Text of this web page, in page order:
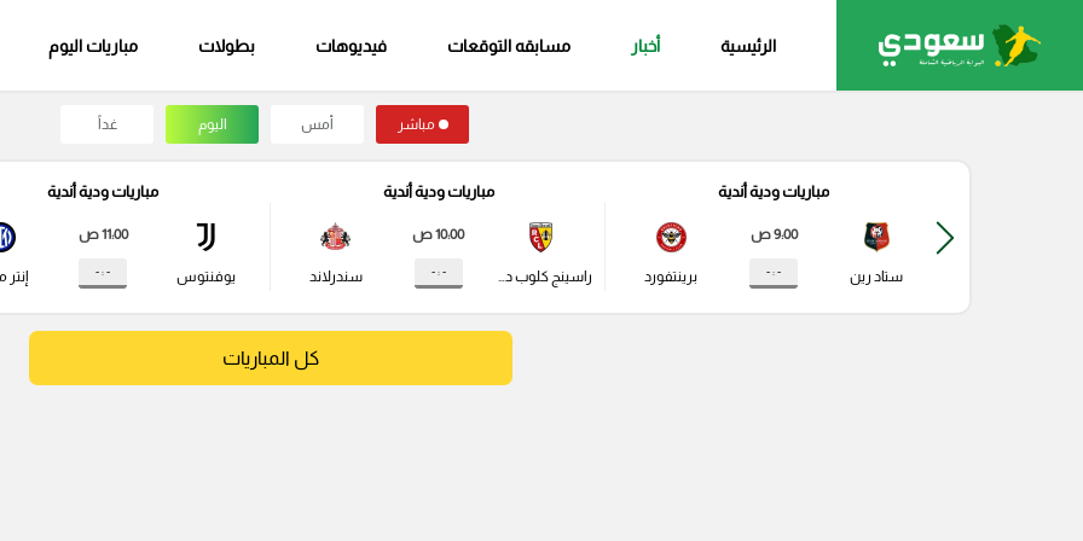
الرئيسية أخبار مسابقه التوقعات فيديوهات بطولات مباريات اليوم
مباشر أمس اليوم غداً
مباريات ودية أندية
ستاد رين
9:00 ص
- : - برينتفورد
مباريات ودية أندية
راسينج كلوب دي لانس
10:00 ص
- : - سندرلاند
مباريات ودية أندية
يوفنتوس
11:00 ص
- : - إنتر
كل المباريات